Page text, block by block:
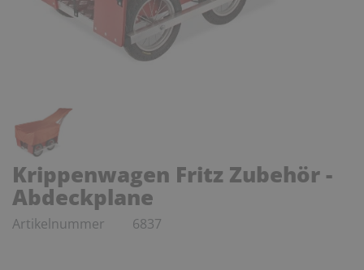
Krippenwagen Fritz Zubehör -
Abdeckplane
Artikelnummer 6837